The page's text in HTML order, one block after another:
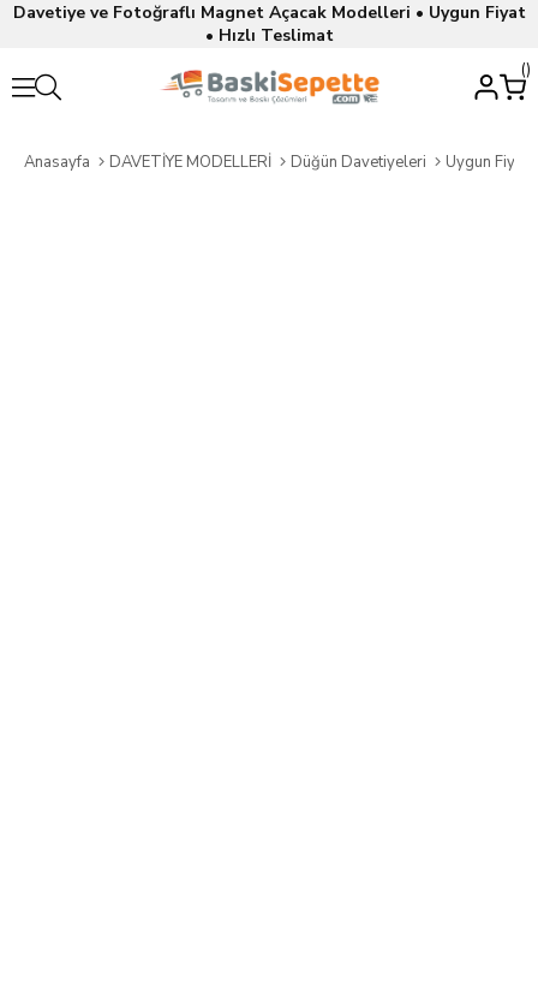
Davetiye ve Fotoğraflı Magnet Açacak Modelleri • Uygun Fiyat
• Hızlı Teslimat
Anasayfa DAVETİYE MODELLERİ Düğün Davetiyeleri Uygun